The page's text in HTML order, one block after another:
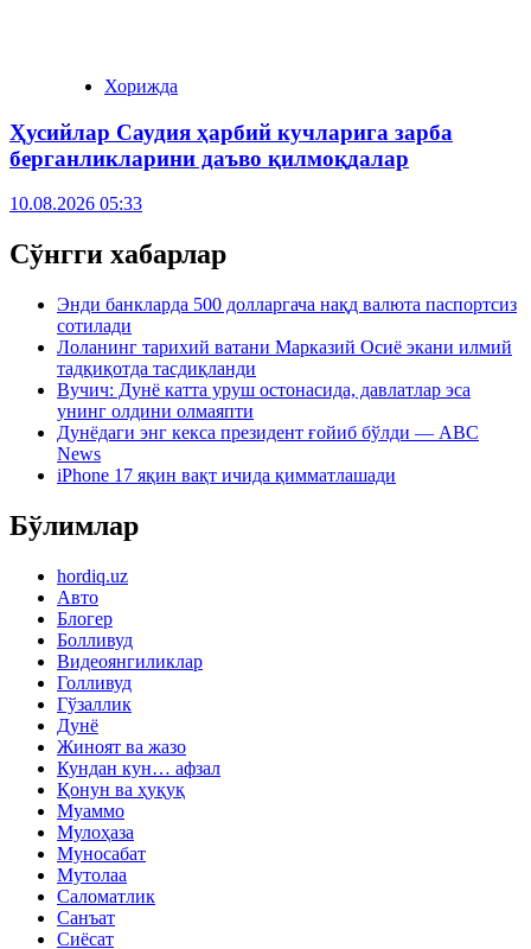
Хорижда
Ҳусийлар Саудия ҳарбий кучларига зарба
берганликларини даъво қилмоқдалар
10.08.2026 05:33
Сўнгги хабарлар
Энди банкларда 500 долларгача нақд валюта паспортсиз
сотилади
Лоланинг тарихий ватани Марказий Осиё экани илмий
тадқиқотда тасдиқланди
Вучич: Дунё катта уруш остонасида, давлатлар эса
унинг олдини олмаяпти
Дунёдаги энг кекса президент ғойиб бўлди — ABC
News
iPhone 17 яқин вақт ичида қимматлашади
Бўлимлар
hordiq.uz
Авто
Блогер
Болливуд
Видеоянгиликлар
Голливуд
Гўзаллик
Дунё
Жиноят ва жазо
Кундан кун… афзал
Қонун ва ҳуқуқ
Муаммо
Мулоҳаза
Муносабат
Мутолаа
Саломатлик
Санъат
Сиёсат